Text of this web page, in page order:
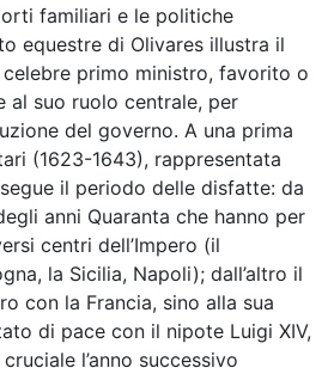
familiari e le politiche
equestre di Olivares illustra il
primo ministro, favorito o
al suo ruolo centrale, per
del governo. A una prima
(1623-1643), rappresentata
il periodo delle disfatte: da
anni Quaranta che hanno per
centri dell’Impero (il
la Sicilia, Napoli); dall’altro il
con la Francia, sino alla sua
di pace con il nipote Luigi XIV,
l’anno successivo